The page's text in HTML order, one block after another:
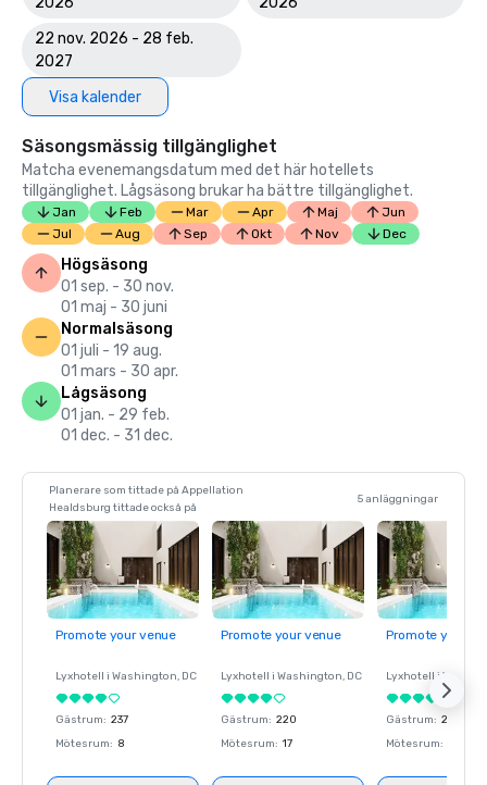
22 nov. 2026 - 28 feb.
2027
Visa kalender
Säsongsmässig tillgänglighet
Matcha evenemangsdatum med det här hotellets
tillgänglighet. Lågsäsong brukar ha bättre tillgänglighet.
Jan Feb Mar Apr Maj
Jun
Jul
Aug Sep Okt Nov Dec
Högsäsong
01 sep. - 30 nov.
01 maj - 30 juni
Normalsäsong
01 juli - 19 aug.
01 mars - 30 apr.
Lågsäsong
01 jan. - 29 feb.
01 dec. - 31 dec.
Planerare som tittade på Appellation
Healdsburg tittade också på
5 anläggningar
Promote your venue
Lyxhotell i Washington, DC
Gästrum: 237
Mötesrum: 8
Promote your venue
Lyxhotell i Washington, DC
Gästrum: 220
Mötesrum: 17
Promote your
Lyxhotell i
Gästrum: 237
Mötesrum: